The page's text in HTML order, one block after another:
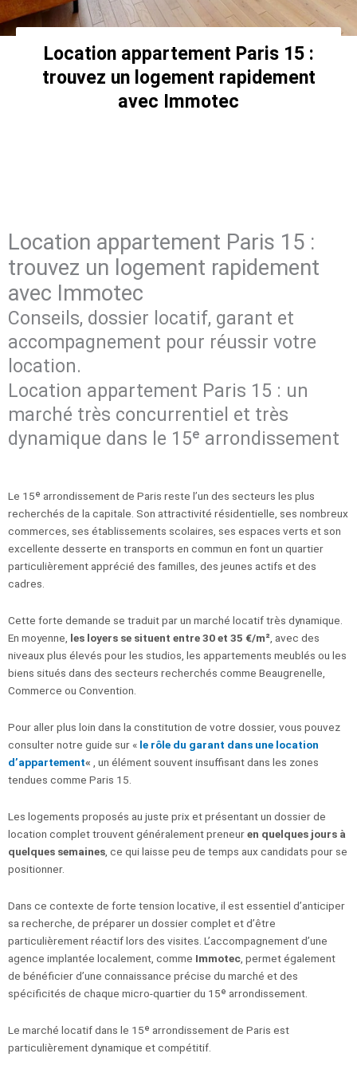
Location appartement Paris 15 :
trouvez un logement rapidement
avec Immotec
Location appartement Paris 15 :
trouvez un logement rapidement
avec Immotec
Conseils, dossier locatif, garant et
accompagnement pour réussir votre
location.
Location appartement Paris 15 : un
marché très concurrentiel et très
dynamique dans le 15ᵉ arrondissement
Le 15ᵉ arrondissement de Paris reste l’un des secteurs les plus
recherchés de la capitale. Son attractivité résidentielle, ses nombreux
commerces, ses établissements scolaires, ses espaces verts et son
excellente desserte en transports en commun en font un quartier
particulièrement apprécié des familles, des jeunes actifs et des
cadres.
Cette forte demande se traduit par un marché locatif très dynamique.
En moyenne, les loyers se situent entre 30 et 35 €/m² , avec des
niveaux plus élevés pour les studios, les appartements meublés ou les
biens situés dans des secteurs recherchés comme Beaugrenelle,
Commerce ou Convention.
Pour aller plus loin dans la constitution de votre dossier, vous pouvez
consulter notre guide sur « le rôle du garant dans une location
d’appartement«
, un élément souvent insuffisant dans les zones
tendues comme Paris 15.
Les logements proposés au juste prix et présentant un dossier de
location complet trouvent généralement preneuren quelques jours à
quelques semaines , ce qui laisse peu de temps aux candidats pour se
positionner.
Dans ce contexte de forte tension locative, il est essentiel d’anticiper
sa recherche, de préparer un dossier complet et d’être
particulièrement réactif lors des visites. L’accompagnement d’une
agence implantée localement, comme Immotec , permet également
de bénéficier d’une connaissance précise du marché et des
spécificités de chaque micro-quartier du 15ᵉ arrondissement.
Le marché locatif dans le 15ᵉ arrondissement de Paris est
particulièrement dynamique et compétitif.